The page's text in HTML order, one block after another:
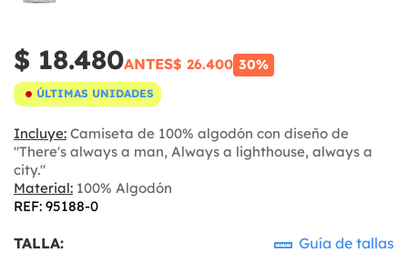
$ 18.480ANTES$ 26.400 30%
ÚLTIMAS UNIDADES
Incluye: Camiseta de 100% algodón con diseño de
"There's always a man, Always a lighthouse, always a
city."
Material: 100% Algodón
REF: 95188-0
TALLA: Guía de tallas